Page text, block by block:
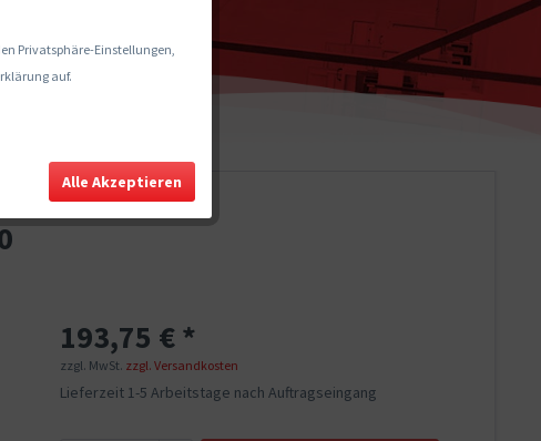
193,75 € *
zzgl. MwSt. zzgl. Versandkosten
Lieferzeit 1-5 Arbeitstage nach Auftragseingang
Privatsphäre-Einstellungen,
auf.
Alle Akzeptieren